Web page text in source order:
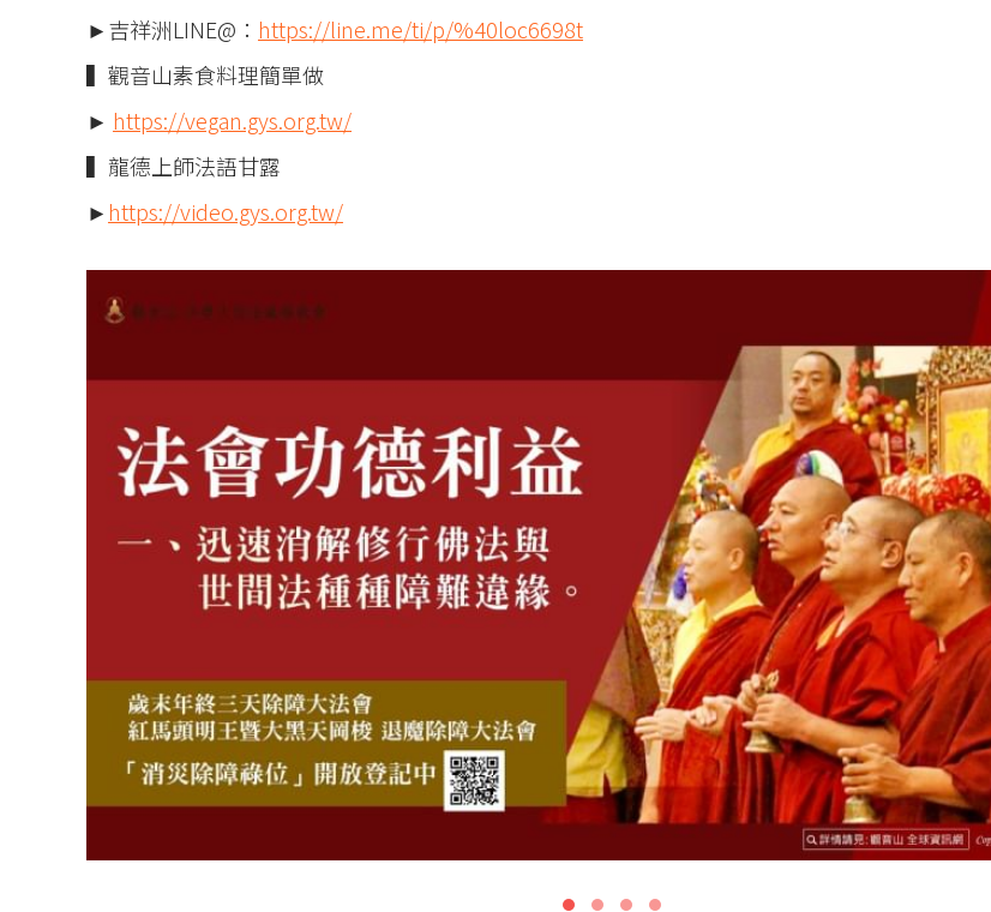
►吉祥洲LINE@： https://line.me/ti/p/%40loc6698t
▍觀音山素食料理簡單做
► https://vegan.gys.org.tw/
▍龍德上師法語甘露
►https://video.gys.org.tw/